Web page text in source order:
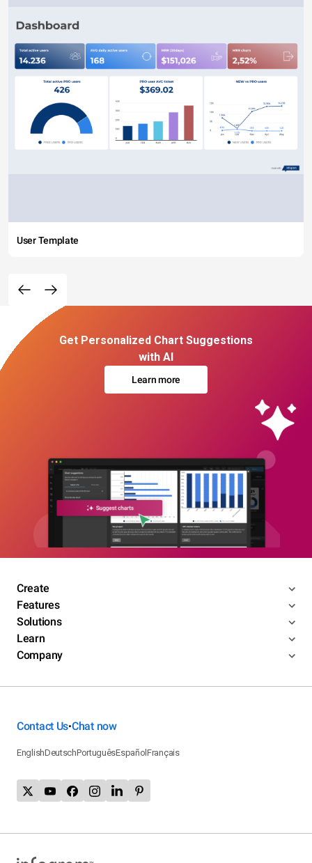
User Template
Get Personalized Chart Suggestions
with AI
Learn more
Create
Features
Solutions
Learn
Company
Contact Us•Chat now
EnglishDeutschPortuguêsEspañolFrançais